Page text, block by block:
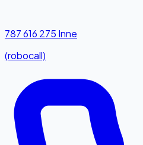
787 616 275 Inne
(robocall)